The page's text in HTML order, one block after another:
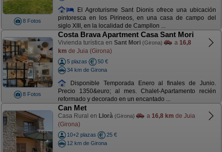
8 Fotos
El Agroturisme Sant Dionis ofrece una ubicación
pintoresca en los Pirineos, en una casa de campo del
siglo XIII, en la localidad de Campllon ...
8 Fotos
Costa Brava Apartment Casa Sant Mori
Vivienda turística en Sant Mori (Girona) a 16,8
km de Juia (Girona)
5 plazas
50 €
34 km de Girona
Disponible Temporada Enero al finales de Junio.
Precio 1350&euro; al mes. Chalet-Apartamento recién
reformado y decorado en un encantado ...
Can Met
Casa Rural en Llorà (Girona) a 16,8 km de Juia
(Girona)
10+2 plazas
25 €
12 km de Girona